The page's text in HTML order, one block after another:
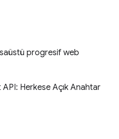
progresif web
Herkese Açık Anahtar